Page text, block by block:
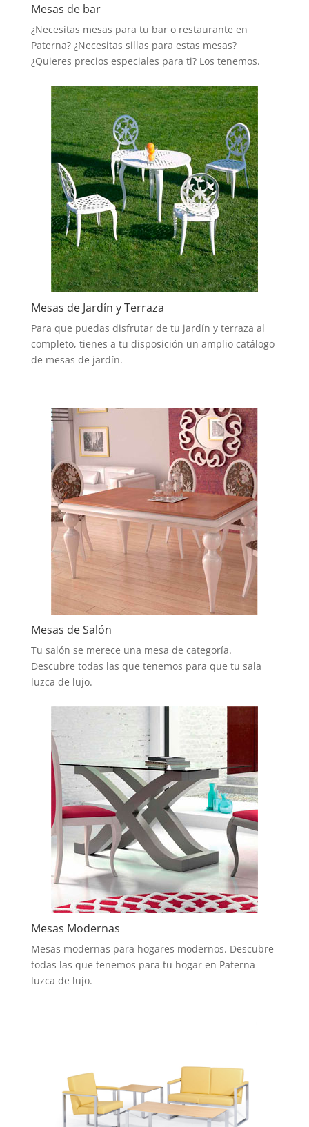
Mesas de bar
¿Necesitas mesas para tu bar o restaurante en
Paterna? ¿Necesitas sillas para estas mesas?
¿Quieres precios especiales para ti? Los tenemos.
Mesas de Jardín y Terraza
Para que puedas disfrutar de tu jardín y terraza al
completo, tienes a tu disposición un amplio catálogo
de mesas de jardín.
Mesas de Salón
Tu salón se merece una mesa de categoría.
Descubre todas las que tenemos para que tu sala
luzca de lujo.
Mesas Modernas
Mesas modernas para hogares modernos. Descubre
todas las que tenemos para tu hogar en Paterna
luzca de lujo.